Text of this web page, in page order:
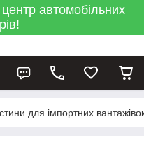
автомобільних
для імпортних